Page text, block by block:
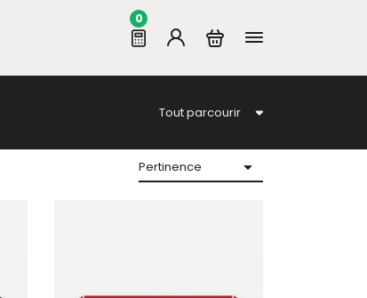
0
Tout parcourir
Pertinence 